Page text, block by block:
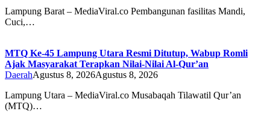
Lampung Barat – MediaViral.co Pembangunan fasilitas Mandi,
Cuci,…
MTQ Ke-45 Lampung Utara Resmi Ditutup, Wabup Romli
Ajak Masyarakat Terapkan Nilai-Nilai Al-Qur’an
DaerahAgustus 8, 2026Agustus 8, 2026
Lampung Utara – MediaViral.co Musabaqah Tilawatil Qur’an
(MTQ)…